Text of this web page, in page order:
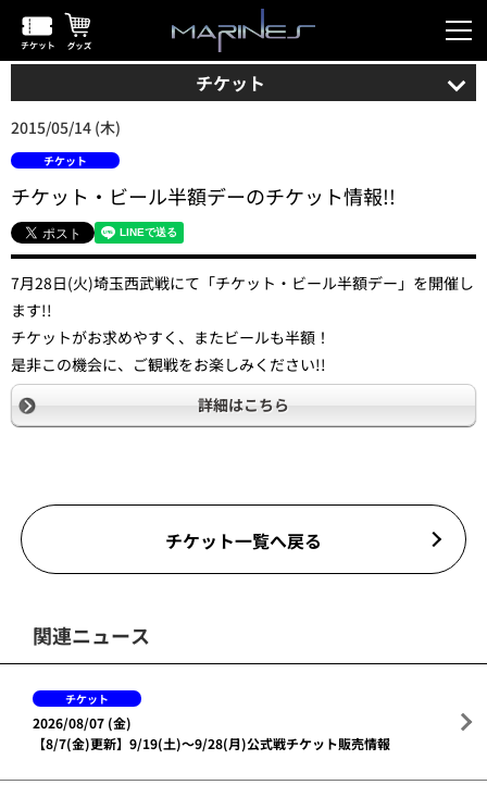
チケット
2015/05/14 (木)
チケット
チケット・ビール半額デーのチケット情報!!
7月28日(火)埼玉西武戦にて「チケット・ビール半額デー」を開催し
ます!!
チケットがお求めやすく、またビールも半額！
是非この機会に、ご観戦をお楽しみください!!
詳細はこちら
チケット一覧へ戻る
関連ニュース
チケット
2026/08/07 (金)
【8/7(金)更新】9/19(土)～9/28(月)公式戦チケット販売情報